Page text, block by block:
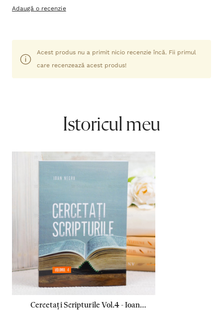
Adaugă o recenzie
Acest produs nu a primit nicio recenzie încă. Fii primul
care recenzează acest produs!
Istoricul meu
Cercetați Scripturile Vol.4 - Ioan